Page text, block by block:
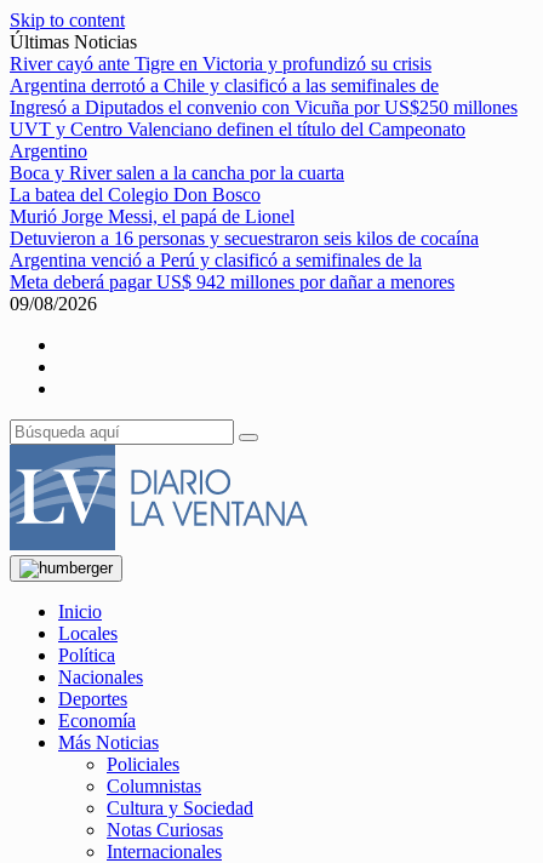
Skip to content
Últimas Noticias
River cayó ante Tigre en Victoria y profundizó su crisis
Argentina derrotó a Chile y clasificó a las semifinales de
Ingresó a Diputados el convenio con Vicuña por US$250 millones
UVT y Centro Valenciano definen el título del Campeonato
Argentino
Boca y River salen a la cancha por la cuarta
La batea del Colegio Don Bosco
Murió Jorge Messi, el papá de Lionel
Detuvieron a 16 personas y secuestraron seis kilos de cocaína
Argentina venció a Perú y clasificó a semifinales de la
Meta deberá pagar US$ 942 millones por dañar a menores
09/08/2026
Inicio
Locales
Política
Nacionales
Deportes
Economía
Más Noticias
Policiales
Columnistas
Cultura y Sociedad
Notas Curiosas
Internacionales